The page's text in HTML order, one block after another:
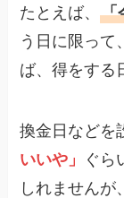
たとえば、「
う日に限って
ば、得をする
換金日などを
いいや」
ぐら
しれませんが